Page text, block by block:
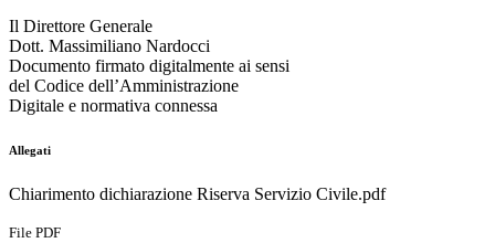
Il Direttore Generale
Dott. Massimiliano Nardocci
Documento firmato digitalmente ai sensi
del Codice dell’Amministrazione
Digitale e normativa connessa
Allegati
Chiarimento dichiarazione Riserva Servizio Civile.pdf
File PDF